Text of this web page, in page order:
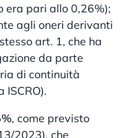
era pari allo 0,26%);
agli oneri derivanti
art. 1, che ha
da parte
di continuità
, come previsto
2023), che